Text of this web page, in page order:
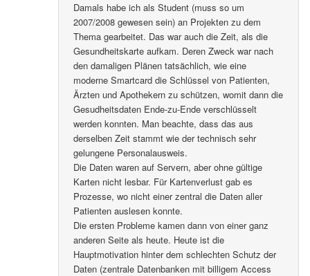
Damals habe ich als Student (muss so um
2007/2008 gewesen sein) an Projekten zu dem
Thema gearbeitet. Das war auch die Zeit, als die
Gesundheitskarte aufkam. Deren Zweck war nach
den damaligen Plänen tatsächlich, wie eine
moderne Smartcard die Schlüssel von Patienten,
Ärzten und Apothekern zu schützen, womit dann die
Gesudheitsdaten Ende-zu-Ende verschlüsselt
werden konnten. Man beachte, dass das aus
derselben Zeit stammt wie der technisch sehr
gelungene Personalausweis.
Die Daten waren auf Servern, aber ohne gültige
Karten nicht lesbar. Für Kartenverlust gab es
Prozesse, wo nicht einer zentral die Daten aller
Patienten auslesen konnte.
Die ersten Probleme kamen dann von einer ganz
anderen Seite als heute. Heute ist die
Hauptmotivation hinter dem schlechten Schutz der
Daten (zentrale Datenbanken mit billigem Access